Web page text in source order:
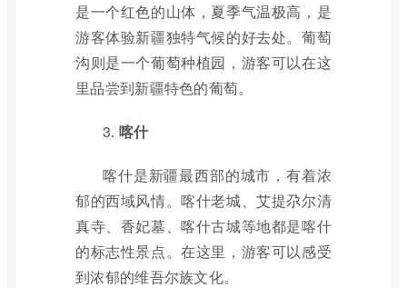
是一个红色的山体，夏季气温极高，是
游客体验新疆独特气候的好去处。葡萄
沟则是一个葡萄种植园，游客可以在这
里品尝到新疆特色的葡萄。
3. 喀什
喀什是新疆最西部的城市，有着浓
郁的西域风情。喀什老城、艾提尕尔清
真寺、香妃墓、喀什古城等地都是喀什
的标志性景点。在这里，游客可以感受
到浓郁的维吾尔族文化。